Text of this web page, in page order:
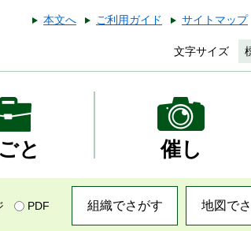
本文へ ご利用ガイド サイトマップ
文字サイズ
と 催し
PDF 組織でさがす 地図で